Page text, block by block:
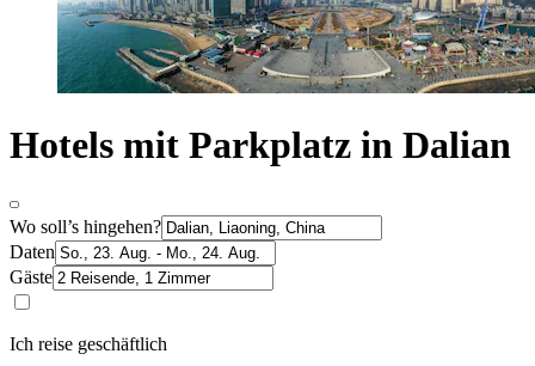
Hotels mit Parkplatz in Dalian
Wo soll’s hingehen?
Daten
Gäste
Ich reise geschäftlich